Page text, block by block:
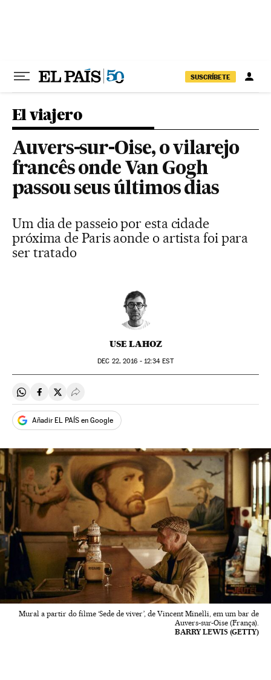
SUSCRÍBETE
El viajero
Auvers-sur-Oise, o vilarejo
francês onde Van Gogh
passou seus últimos dias
Um dia de passeio por esta cidade
próxima de Paris aonde o artista foi para
ser tratado
USE LAHOZ
DEC 22, 2016 - 12:34 EST
Compartir en Whatsapp
Compartir en Facebook
Compartir en Twitter
Desplegar Redes Sociales
Añadir EL PAÍS en Google
Mural a partir do filme ‘Sede de viver’, de Vincent Minelli, em um bar de
Auvers-sur-Oise (França).
BARRY LEWIS (GETTY)